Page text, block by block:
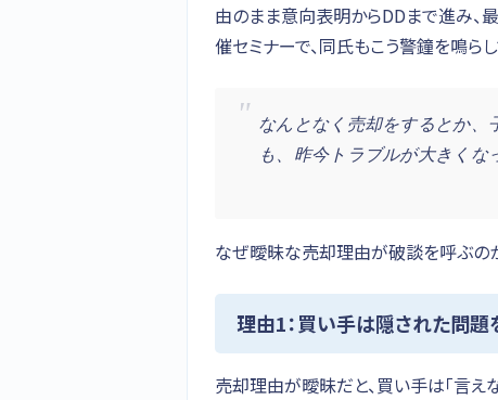
由のまま意向表明からDDまで進み、
催セミナーで、同氏もこう警鐘を鳴らし
なんとなく売却をするとか、
も、昨今トラブルが大きくな
なぜ曖昧な売却理由が破談を呼ぶの
理由1：買い手は隠された問題
売却理由が曖昧だと、買い手は「言え